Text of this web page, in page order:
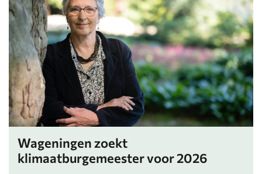
Wageningen zoekt
klimaatburgemeester voor 2026